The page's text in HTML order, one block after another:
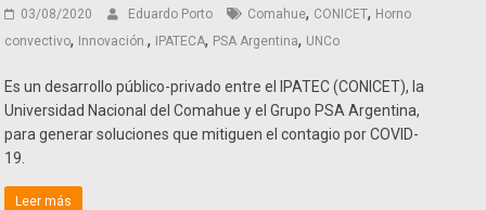
03/08/2020 Eduardo Porto Comahue, CONICET, Horno
convectivo, Innovación., IPATECA, PSA Argentina, UNCo
Es un desarrollo público-privado entre el IPATEC (CONICET), la
Universidad Nacional del Comahue y el Grupo PSA Argentina,
para generar soluciones que mitiguen el contagio por COVID-
19.
Leer más